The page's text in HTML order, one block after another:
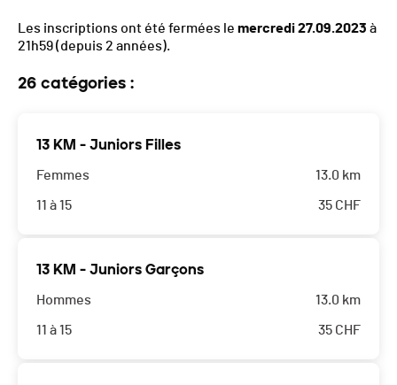
Les inscriptions ont été fermées le mercredi 27.09.2023 à
21h59(depuis 2 années).
26 catégories :
13 KM - Juniors Filles
Femmes
11 à 15
13.0 km
35 CHF
13 KM - Juniors Garçons
Hommes
11 à 15
13.0 km
35 CHF